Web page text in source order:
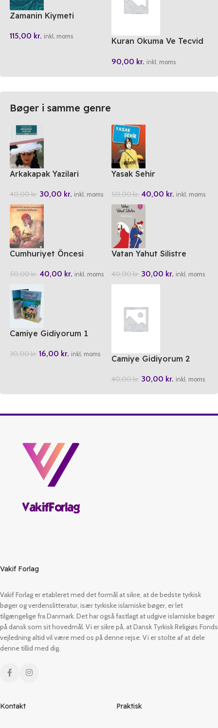
Zamanin Kiymeti
115,00 kr. inkl. moms
Kuran Okuma Ve Tecvid
90,00 kr. inkl. moms
Bøger i samme genre
Arkakapak Yazilari
40,00kr. 30,00 kr. inkl. moms
Yasak Sehir
50,00kr. 40,00 kr. inkl. moms
Cumhuriyet Öncesi
Hikayeler
50,00kr. 40,00 kr. inkl. moms
Vatan Yahut Silistre
40,00kr. 30,00 kr. inkl. moms
Camiye Gidiyorum 1
30,00kr. 16,00 kr. inkl. moms Camiye Gidiyorum 2
40,00kr. 30,00 kr. inkl. moms
Vakif Forlag
Vakif Forlag er etableret med det formål at sikre, at de bedste tyrkisk
bøger og verdenslitteratur, især tyrkiske islamiske bøger, er let
tilgængelige fra Danmark. Det har også fastlagt at udgive islamiske bøger
på dansk som sit hovedmål. Vi er sikre på, at Dansk Tyrkisk Religiøs Fonds
vejledning altid vil være med os på denne rejse. Vi er stolte af at dele
denne tillid med dig.
Kontakt Praktisk